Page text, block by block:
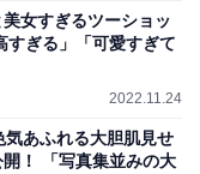
女すぎるツーショッ
すぎる」「可愛すぎて
2022.11.24
気あふれる大胆肌見せ
！ 「写真集並みの大